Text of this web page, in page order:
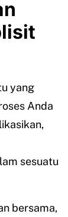
yang
Anda
sesuatu
bersama,